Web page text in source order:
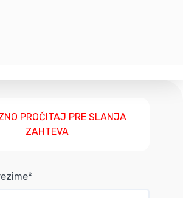
PROČITAJ PRE SLANJA
ZAHTEVA